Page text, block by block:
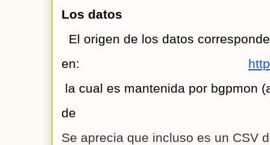
Los datos
El origen de los datos
en:
la cual es mantenida por bgpmon
de
Se aprecia que incluso es un CSV